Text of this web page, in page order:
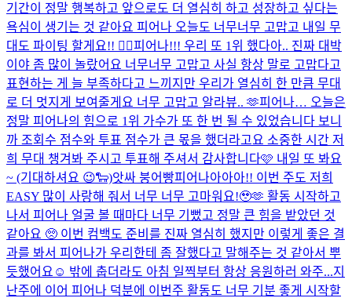
기간이 정말 행복하고 앞으로도 더 열심히 하고 성장하고 싶다는
욕심이 생기는 것 같아요 피어나 오늘도 너무너무 고맙고 내일 무
대도 파이팅 할게요!! ❤️‍🔥피어나!!! 우리 또 1위 했다아.. 진짜 대박
이야 좀 많이 놀랐어요 너무너무 고맙고 사실 항상 말로 고맙다고
표현하는 게 늘 부족하다고 느끼지만 우리가 열심히 한 만큼 무대
로 더 멋지게 보여줄게요 너무 고맙고 알라뷰.. 🫶피어나… 오늘은
정말 피어나의 힘으로 1위 가수가 또 한 번 될 수 있었습니다 보니
까 조회수 점수와 투표 점수가 큰 몫을 했더라고요 소중한 시간 저
희 무대 챙겨봐 주시고 투표해 주셔서 감사합니다🩷 내일 또 봐요
~ (기대하셔요 😉🐑)앗싸 붕어빵피어나아아아!! 이번 주도 저희
EASY 많이 사랑해 줘서 너무 너무 고마워요!🥹🫶 활동 시작하고
나서 피어나 얼굴 볼 때마다 너무 기뻤고 정말 큰 힘을 받았던 것
같아요 🥺 이번 컴백도 준비를 진짜 열심히 했지만 이렇게 좋은 결
과를 봐서 피어나가 우리한테 좀 잘했다고 말해주는 것 같아서 뿌
듯했어요☺️ 밖에 춥더라도 아침 일찍부터 항상 응원하러 와주...지
난주에 이어 피어나 덕분에 이번주 활동도 너무 기분 좋게 시작할